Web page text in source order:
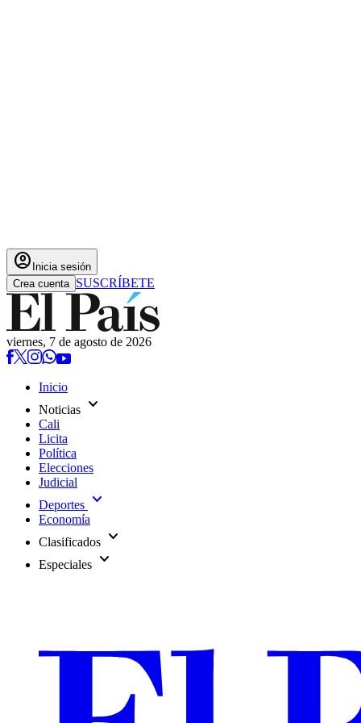
account_circle Inicia sesión
Crea cuenta SUSCRÍBETE
viernes, 7 de agosto de 2026
Inicio
Noticias expand_more
Cali
Licita
Política
Elecciones
Judicial
Deportes expand_more
Economía
Clasificados expand_more
Especiales expand_more